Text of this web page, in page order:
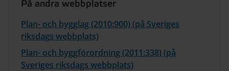
På andra webbplatser
Plan- och bygglag (2010:900) (på Sveriges
riksdags webbplats)
Plan- och byggförordning (2011:338) (på
Sveriges riksdags webbplats)